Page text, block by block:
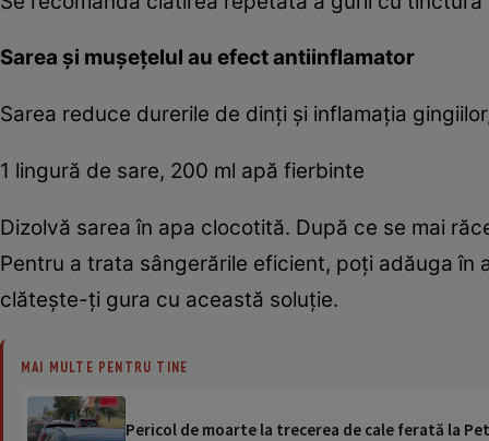
Sarea şi muşeţelul au efect antiinflamator
Sarea reduce durerile de dinţi şi inflamaţia
1 lingură de sare, 200 ml apă fierbinte
Dizolvă sarea în apa clocotită. După ce se mai
Pentru a trata sângerările eficient, poţi adăuga în
clăteşte-ţi gura cu această soluţie.
MAI MULTE PENTRU TINE
Pericol de moarte la trecerea de cale ferată la